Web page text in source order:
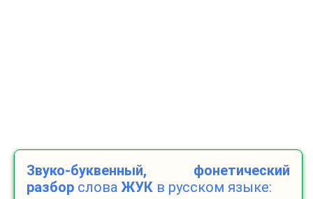
Звуко-буквенный, фонетический
разбор слова ЖУК в русском языке: